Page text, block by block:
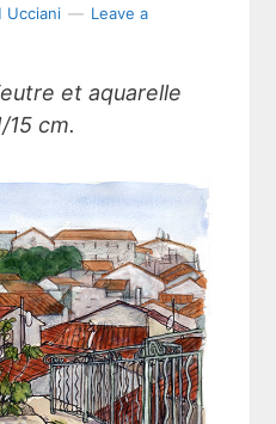
Ucciani
Leave a
et aquarelle
15 cm.